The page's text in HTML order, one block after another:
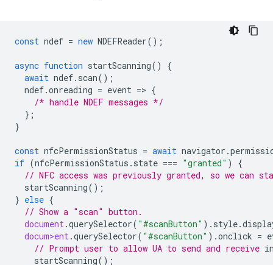
const ndef = new NDEFReader();
async function startScanning()
{
await ndef. scan();
ndef.onreading = event => {
/* handle NDEF messages */
};
}
const nfcPermissionStatus = await navigator .
if (nfcPermissionStatus . state === "granted" )
{
// NFC access was previously granted, so we can
startScanning();
} else {
// Show a "scan" button.
document.querySelector( "#scanButton" ). style.
docum>ent.querySelector( "#scanButton" ).onclick =
// Prompt user to allow UA to send and receive
startScanning();